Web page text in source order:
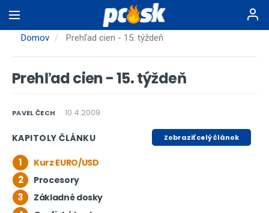
na
hlavnýDomov Prehľad cien - 15. týždeň
Prehľad cien - 15. týždeň
PAVEL ČECH 10.4.2009
KAPITOLY ČLÁNKU Zobraziť celý článok
1 Kurz EURO/USD
2 Procesory
3 Základné dosky